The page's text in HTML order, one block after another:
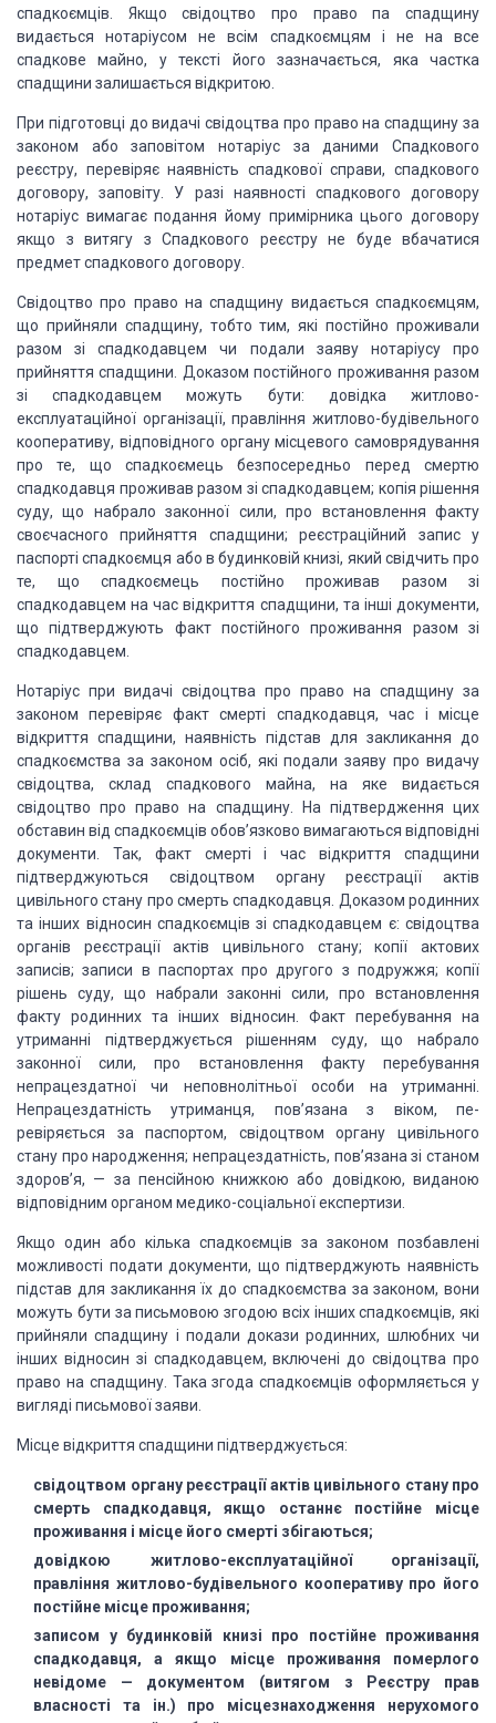
спадкоємців. Якщо свідоцтво про право па спадщину
видається нотаріусом не всім спадкоємцям і не на все
спадкове майно, у тексті його зазначається, яка частка
спадщини залишається відкритою.
При підготовці до видачі свідоцтва про право на спадщину за
законом або заповітом нотаріус за даними Спадкового
реєстру, перевіряє наявність спадкової справи, спадкового
договору, заповіту. У разі наявності спадкового договору
нотаріус вимагає подання йому примірника цього договору
якщо з витягу з Спадкового реєстру не буде вбачатися
предметспадкового договору.
Свідоцтво про право на спадщину видається спадкоємцям,
що прийняли спадщину, тобто тим, які постійно проживали
разом зі спадкодавцем чи подали заяву нотаріусу про
прийняття спадщини. Доказом постійного проживання разом
зі спадкодавцем можуть бути: довідка житлово-
експлуатаційної організації, правління житлово-будівельного
кооперативу, відповідного органу місцевого самоврядування
про те, що спадкоємець безпосередньо перед смертю
спадкодавця проживав разом зі спадкодавцем; копія рішення
суду, що набрало законної сили, про встановлення факту
своєчасного прийняття спадщини; реєстраційний запис у
паспорті спадкоємця або в будинковій книзі, який свідчить про
те, що спадкоємець постійно проживав разом зі
спадкодавцем на час відкриття спадщини, та інші документи,
що підтверджують факт постійного проживання разом зі
спадкодавцем.
Нотаріус при видачі свідоцтва про право на спадщину за
законом перевіряє факт смерті спадкодавця, час і місце
відкриття спадщини, наявність підстав для закликання до
спадкоємства за законом осіб, які подали заяву про видачу
свідоцтва, склад спадкового майна, на яке видається
свідоцтво про право на спадщину. На підтвердження цих
обставин від спадкоємців обов’язково вимагаються відповідні
документи. Так, факт смерті і час відкриття спад­щини
підтверджуються свідоцтвом органу реєстрації актів
цивільного стану про смерть спадкодавця. Доказом родин­них
та інших відносин спадкоємців зі спадкодавцем є: свідоцтва
органів реєстрації актів цивільного стану; копії актових
записів; записи в паспортах про другого з подруж­жя; копії
рішень суду, що набрали законні сили, про вста­новлення
факту родинних та інших відносин.
Факт перебу­вання на
утриманні підтверджується рішенням суду, що набрало
законної сили, про встановлення факту перебуван­ня
непрацездатної чи неповнолітньої особи на утриманні.
Непрацездатність утриманця, пов’язана з віком, пе­
ревіряється за паспортом, свідоцтвом органу цивільного
стану про народження; непрацездатність, пов’язана зі ста­ном
здоров’я, — за пенсійною книжкою або довідкою, вида­ною
відповідним органом медико-соціальноїекспертизи.
Якщо один або кілька спадкоємців за законом позбавлені
можливості подати документи, що підтверджують на­явність
підстав для закликання їх до спадкоємства за зако­ном, вони
можуть бути за письмовою згодою всіх інших спадкоємців, які
прийняли спадщину і подали докази родинних, шлюбнихчи
інших відносин зі спадкодавцем, включені до свідоцтва про
право на спадщину. Така згода спадкоємців оформляється у
вигляді письмової заяви.
Місце відкриття спадщини підтверджується:
свідоцтвом органу реєстрації актів цивільного стану про
смерть спадко­давця, якщо останнє постійне місце
проживання і місце йо­го смерті збігаються;
довідкою житлово-експлуатаційної ор­ганізації,
правління житлово-будівельного кооперативу про його
постійне місце проживання;
записом у будинковій книзі про постійне проживання
спадкодавця, а якщо місце проживання померлого
невідоме — документом (витягом з Реєстру прав
власності та ін.) про місцезнаходження неру­хомого